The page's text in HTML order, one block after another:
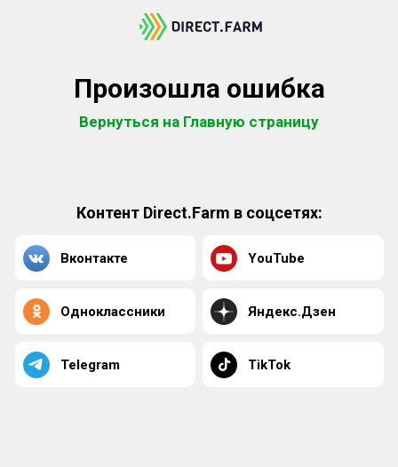
Произошла ошибка
Вернуться на Главную страницу
Контент Direct.Farm в соцсетях:
Вконтакте YouTube
Одноклассники Яндекс.Дзен
Telegram TikTok